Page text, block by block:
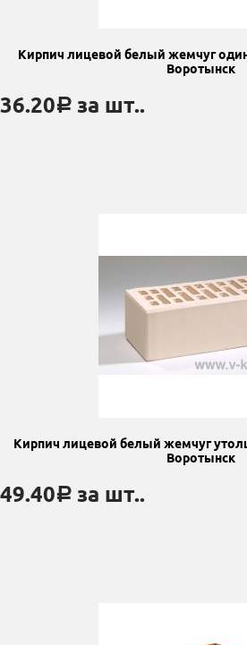
Кирпич лицевой белый жемчуг
Воротынск
36.20a за шт..
Кирпич лицевой белый жемчуг
Воротынск
49.40a за шт..